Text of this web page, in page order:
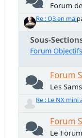
Forum
Re : Q3 en mai
Sous-
Forum
Forum
Les
Re : Le NX mini
Forum
Le